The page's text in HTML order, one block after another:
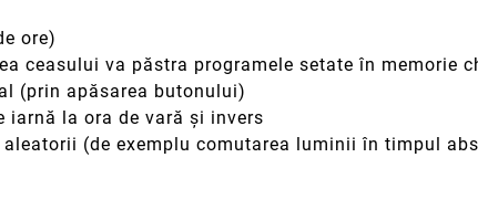
ore)
ceasului va păstra programele setate în memorie
(prin apăsarea butonului)
iarnă la ora de vară și invers
(de exemplu comutarea luminii în timpul